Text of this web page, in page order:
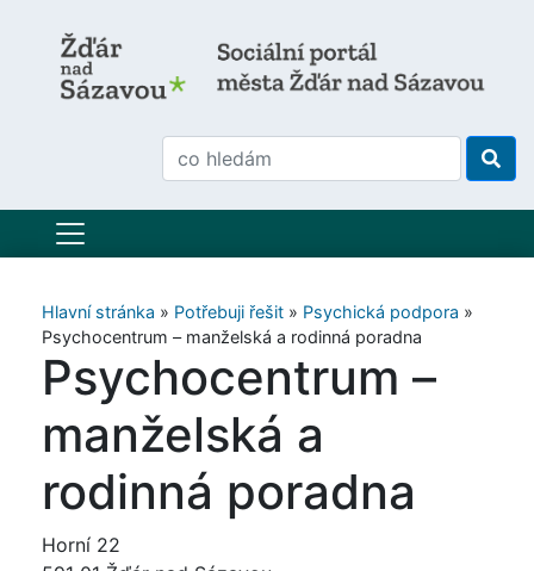
Hlavní stránka » Potřebuji řešit » Psychická podpora »
Psychocentrum – manželská a rodinná poradna
Psychocentrum –
manželská a
rodinná poradna
Horní 22